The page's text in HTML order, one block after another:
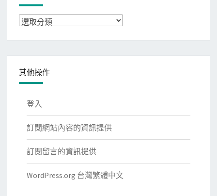
分
其他操作
登入
訂閱網站內容的資訊提供
訂閱留言的資訊提供
WordPress.org 台灣繁體中文